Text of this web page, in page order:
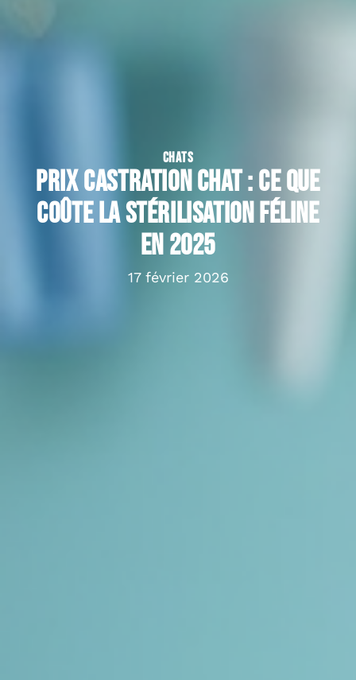
CHATS
Prix castration chat : ce que
coûte la stérilisation féline
en 2025
17 février 2026